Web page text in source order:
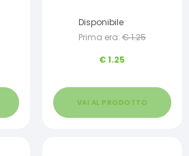
Disponibile
Prima era: €1.25
€1.25
VAI AL PRODOTTO